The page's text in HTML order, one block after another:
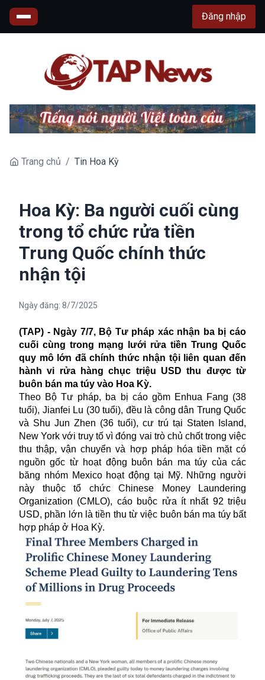
Đăng nhập
Trang chủ / Tin Hoa Kỳ
Hoa Kỳ: Ba người cuối cùng
trong tổ chức rửa tiền
Trung Quốc chính thức
nhận tội
Ngày đăng: 8/7/2025
(TAP) - Ngày 7/7, Bộ Tư pháp xác nhận ba bị cáo
cuối cùng trong mạng lưới rửa tiền Trung Quốc
quy mô lớn đã chính thức nhận tội liên quan đến
hành vi rửa hàng chục triệu USD thu được từ
buôn bán ma túy vào Hoa Kỳ.
Theo Bộ Tư pháp, ba bị cáo gồm Enhua Fang (38
tuổi), Jianfei Lu (30 tuổi), đều là công dân Trung Quốc
và Shu Jun Zhen (36 tuổi), cư trú tại Staten Island,
New York với truy tố vì đóng vai trò chủ chốt trong việc
thu thập, vận chuyển và hợp pháp hóa tiền mặt có
nguồn gốc từ hoạt động buôn bán ma túy của các
băng nhóm Mexico hoạt động tại Mỹ. Những người
này thuộc tổ chức Chinese Money Laundering
Organization (CMLO), cáo buộc rửa ít nhất 92 triệu
USD, phần lớn là tiền thu từ việc buôn bán ma túy bất
hợp pháp ở Hoa Kỳ.